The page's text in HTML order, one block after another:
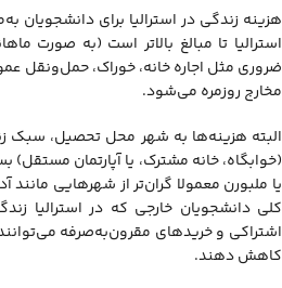
استرالیا تا مبالغ بالاتر است (به صورت
ضروری مثل اجاره خانه، خوراک، حمل‌ونقل
مخارج روزمره می‌شود.
البته هزینه‌ها به شهر محل تحصیل،
(خوابگاه، خانه مشترک، یا آپارتمان
یا ملبورن معمولا گران‌تر از شهرهایی مانند
کلی دانشجویان خارجی که در استرالیا
اشتراکی و خریدهای مقرون‌به‌صرفه
کاهش دهند.